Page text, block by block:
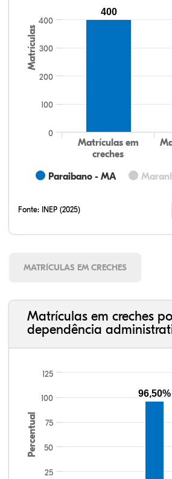
Matrículas
Paraibano - MA
Matrículas em
creches
0
100
200
300
400
400
Fonte: INEP (2025)
MATRÍCULAS EM CRECHES
Matrículas em creches
dependência
Percentual
25
50
75
100
125
96,50%